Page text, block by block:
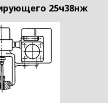
25ч38нж